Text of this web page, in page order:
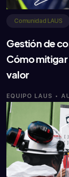
Comunidad LAUS
Gestión de
Cómo mitigar
valor
EQUIPO LAUS ·